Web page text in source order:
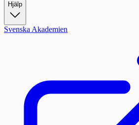
Hjälp
Svenska Akademien